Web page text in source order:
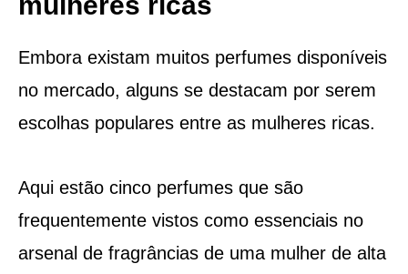
Embora existam muitos perfumes disponíveis
no mercado, alguns se destacam por serem
escolhas populares entre as mulheres ricas.
Aqui estão cinco perfumes que são
frequentemente vistos como essenciais no
arsenal de fragrâncias de uma mulher de alta